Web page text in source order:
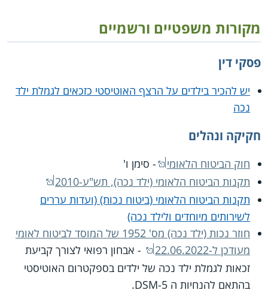
מקורות משפטיים ורשמיים
פסקי דין
יש להכיר בילדים על הרצף האוטיסטי כזכאים לגמלת ילד
נכה
חקיקה ונהלים
חוק הביטוח הלאומי
- סימן ו'
תקנות הביטוח הלאומי (ילד נכה), תש"ע-2010
תקנות הביטוח הלאומי (ביטוח נכות) (ועדות עררים
לשירותים מיוחדים ולילד נכה)
חוזר נכות (ילד נכה) מס' 1952 של המוסד לביטוח לאומי
מעודכן ל-22.06.2022
- אבחון רפואי לצורך קביעת
זכאות לגמלת ילד נכה של ילדים בספקטרום האוטיסטי
בהתאם להנחיות ה DSM-5.